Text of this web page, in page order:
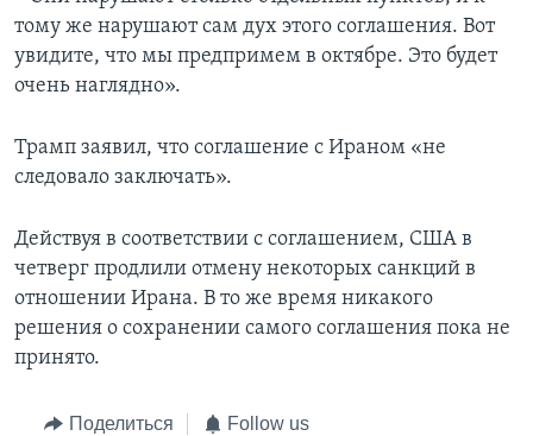
тому же нарушают сам дух этого соглашения. Вот
увидите, что мы предпримем в октябре. Это будет
очень наглядно».
Трамп заявил, что соглашение с Ираном «не
следовало заключать».
Действуя в соответствии с соглашением, США в
четверг продлили отмену некоторых санкций в
отношении Ирана. В то же время никакого
решения о сохранении самого соглашения пока не
принято.
Поделиться Follow us